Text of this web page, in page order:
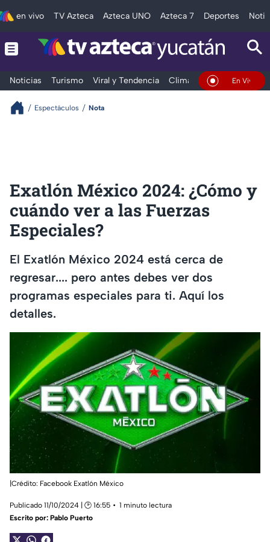
en vivo TV Azteca Azteca UNO Azteca 7 Deportes
Noticias Turismo Viral y Tendencia Clima DeportesEn Vivo
Espectáculos Nota
Exatlón México 2024: ¿Cómo y
cuándo ver a las Fuerzas
Especiales?
El Exatlón México 2024 está cerca de
regresar.... pero antes debes ver dos
programas especiales para ti. Aquí los
detalles.
|Crédito: Facebook Exatlón México
Publicado 11/10/2024 | 🕑 16:55
1 minuto lectura
Escrito por: Pablo Puerto